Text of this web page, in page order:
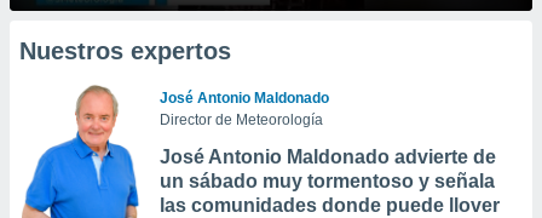
Nuestros expertos
José Antonio Maldonado
Director de Meteorología
José Antonio Maldonado advierte de
un sábado muy tormentoso y señala
las comunidades donde puede llover